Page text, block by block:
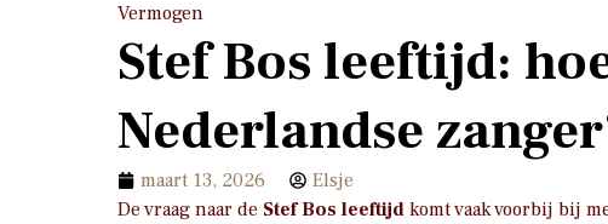
Vermogen
Stef Bos leeftijd:
Nederlandse
maart 13, 2026
Elsje
De vraag naar de Stef Bos leeftijd komt vaak voorbij bij